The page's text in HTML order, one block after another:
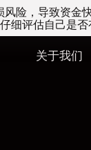
险，导致资金快
评估自己是否
关于我们